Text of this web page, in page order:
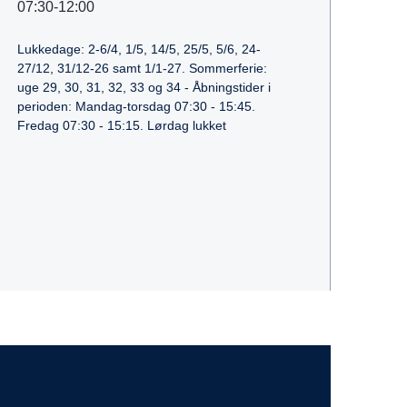
07:30-12:00
Lukkedage: 2-6/4, 1/5, 14/5, 25/5, 5/6, 24-
27/12, 31/12-26 samt 1/1-27. Sommerferie:
uge 29, 30, 31, 32, 33 og 34 - Åbningstider i
perioden: Mandag-torsdag 07:30 - 15:45.
Fredag 07:30 - 15:15. Lørdag lukket